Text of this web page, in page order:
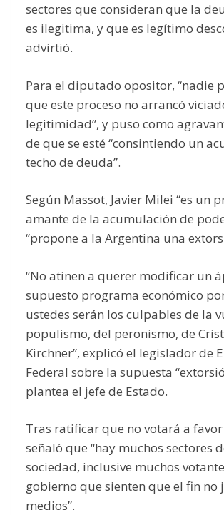
sectores que consideran que la
es ilegitima, y que es legítimo
advirtió.
Para el diputado opositor, “nadie
que este proceso no arrancó
legitimidad”, y puso como
de que se esté “consintiendo un
techo de deuda”.
Según Massot, Javier Milei “es un
amante de la acumulación de
“propone a la Argentina una
“No atinen a querer modificar un
supuesto programa económico
ustedes serán los culpables de la
populismo, del peronismo, de
Kirchner”, explicó el legislador de
Federal sobre la supuesta
plantea el jefe de Estado.
Tras ratificar que no votará a
señaló que “hay muchos sectores
sociedad, inclusive muchos
gobierno que sienten que el fin no
medios”.